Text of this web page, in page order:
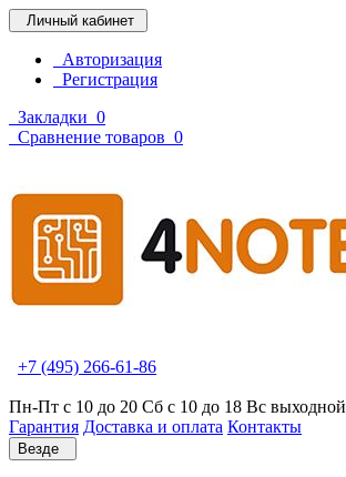
Личный кабинет
Авторизация
Регистрация
Закладки 0
Сравнение товаров 0
+7 (495) 266-61-86
Пн-Пт с 10 до 20 Сб с 10 до 18 Вс выходной
Гарантия Доставка и оплата Контакты
Везде